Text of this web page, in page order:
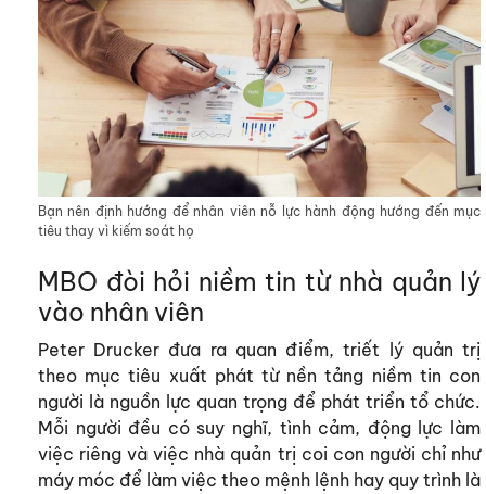
Bạn nên định hướng để nhân viên nỗ lực hành động hướng đến mục
tiêu thay vì kiếm soát họ
MBO đòi hỏi niềm tin từ nhà quản lý
vào nhân viên
Peter Drucker đưa ra quan điểm, triết lý quản trị
theo mục tiêu xuất phát từ nền tảng niềm tin con
người là nguồn lực quan trọng để phát triển tổ chức.
Mỗi người đều có suy nghĩ, tình cảm, động lực làm
việc riêng và việc nhà quản trị coi con người chỉ như
máy móc để làm việc theo mệnh lệnh hay quy trình là